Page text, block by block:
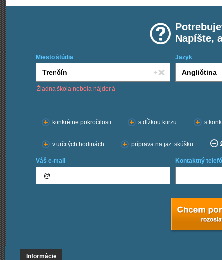
Napíšte,
Miesto štúdia Jazyk
Žiadna škola nebola nájdená
konkrétne pokročilosti
s dĺžkou kurzu s
v určitých hodinách príprava na jaz. skúšku
Váš e-mail Kontaktný
Informácie